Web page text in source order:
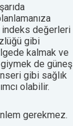
indeks değerleri
gibi
kalmak ve
de güneş
gibi sağlık
olabilir.
gerekmez.